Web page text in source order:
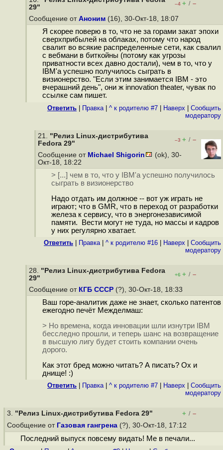
29"
–4 + / –
Сообщение от Аноним (16), 30-Окт-18, 18:07
Я скорее поверю в то, что не за горами закат эпохи
сверхприбылей на облаках, потому что народ
свалит во всякие распределенные сети, как свалил
с вебмани в биткойны (потому как угрозы
приватности всех давно достали), чем в то, что у
IBM'а успешно получилось сыграть в
визионерство. "Если этим занимается IBM - это
вчерашний день", они ж innovation theater, чувак по
ссылке сам пишет.
Ответить Правка| ^ к родителю #7 Наверх
Cообщить
модератору
21. "Релиз Linux-дистрибутива
Fedora 29"
–3 + / –
Сообщение от Michael Shigorin
(ok), 30-
Окт-18, 18:22
> [...] чем в то, что у IBM'а успешно получилось
сыграть в визионерство
Надо отдать им должное -- вот уж играть не
играют; что в GMR, что в переход от разработки
железа к сервису, что в энергонезависимой
памяти. Вести могут не туда, но массы и кадров
у них регулярно хватает.
Ответить Правка| ^ к родителю #16 Наверх
Cообщить
модератору
28. "Релиз Linux-дистрибутива Fedora
29"
+6 + / –
Сообщение от КГБ СССР (?), 30-Окт-18, 18:33
Ваш горе-аналитик даже не знает, сколько патентов
ежегодно печёт Межделмаш:
> Но времена, когда инновации шли изнутри IBM
бесследно прошли, и теперь шанс на возвращение
в высшую лигу будет стоить компании очень
дорого.
Как этот бред можно читать? А писать? Ох и
днище! :)
Ответить Правка| ^ к родителю #7 Наверх
Cообщить
модератору
3. "Релиз Linux-дистрибутива Fedora 29" + / –
Сообщение от Газовая гангрена (?), 30-Окт-18, 17:12
Последний выпуск повсему видать! Me в печали...